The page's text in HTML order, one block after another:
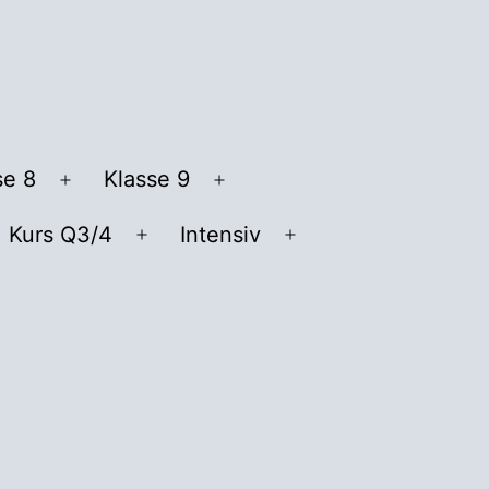
8
Menü
öffnen
Klasse 9
öffnen
Kurs Q3/4
Menü
Intensiv